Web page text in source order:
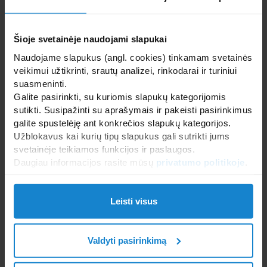
Šioje svetainėje naudojami slapukai
Naudojame slapukus (angl. cookies) tinkamam svetainės
veikimui užtikrinti, srautų analizei, rinkodarai ir turiniui
suasmeninti.
Galite pasirinkti, su kuriomis slapukų kategorijomis
sutikti. Susipažinti su aprašymais ir pakeisti pasirinkimus
galite spustelėję ant konkrečios slapukų kategorijos.
Užblokavus kai kurių tipų slapukus gali sutrikti jums
svetainėje teikiamos funkcijos ir paslaugos.
Daugiau informacijos rasite mūsų privatumo politikoje
Leisti visus
Valdyti pasirinkimą
Baseinų vandens atrakcionai
Formuojami SPA baseinai
Karkasiniai, surenkami, mediniai baseinai
Masažiniai baseinai
Nerūdijančio plieno baseinai
Baseinų šildymas
SAUNOS IR GARINĖS PIRTYS
WELLNESS IR SPA ĮRANGA
SANTECHNIKA, VONIOS ĮRANGA, BALDAI PLYTELĖS
Visi Įleidžiami SPA baseinai Jacuzzi OSPA
Pastatomi SPA baseinai Riviera Pool